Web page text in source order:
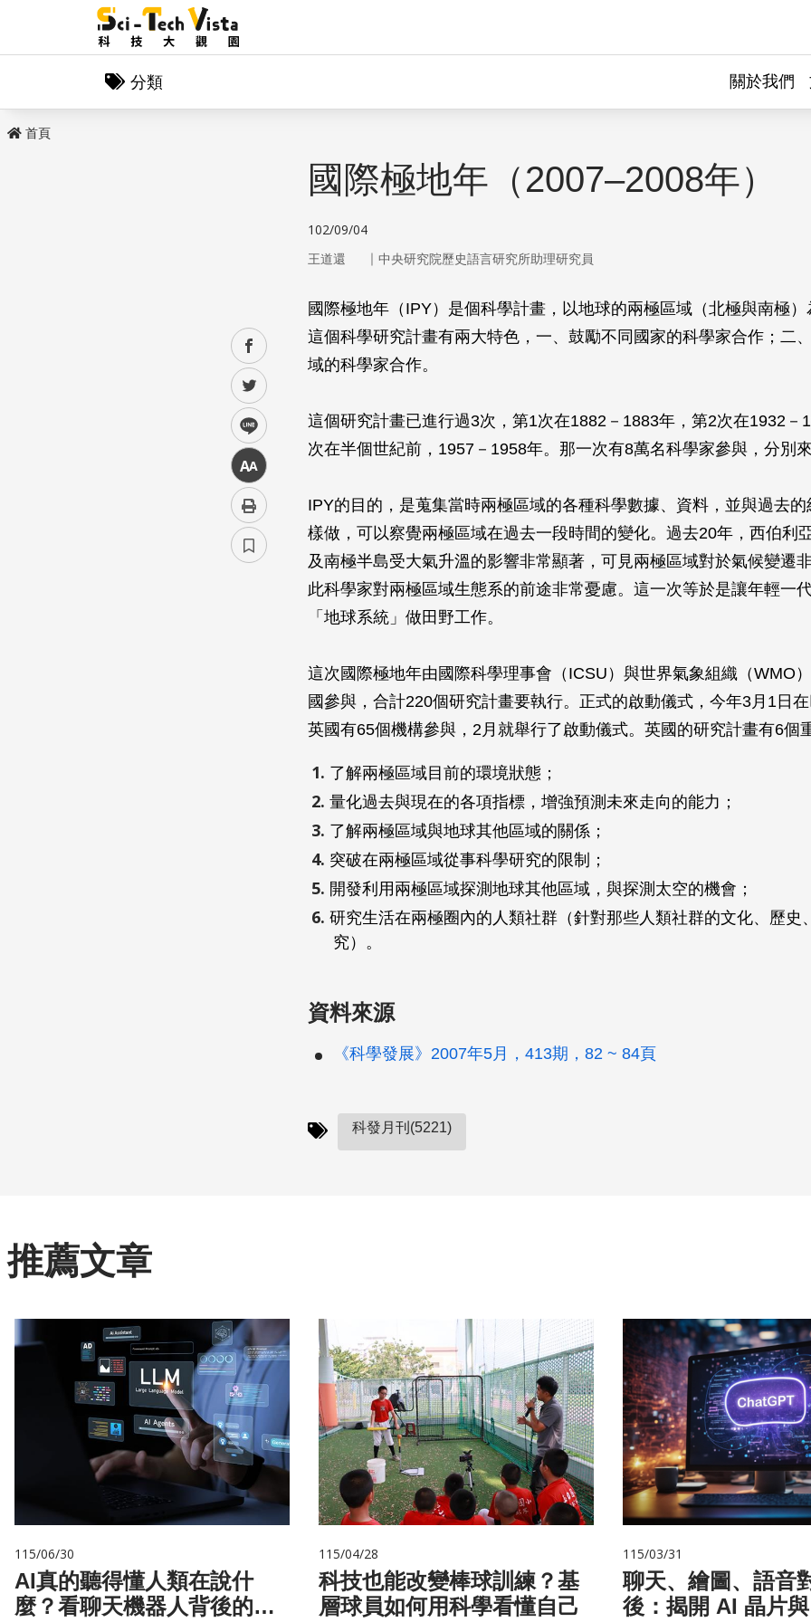
分類 關於我們
首頁
facebook
twitter
line
中
國際極地年（2007–2008年）
102/09/04
王道還 ｜ 中央研究院歷史語言研究所助理研究員
國際極地年（IPY）是個科學計畫，以地球的兩極區域（北極與南極）
這個科學研究計畫有兩大特色，一、鼓勵不同國家的科學家合作；二
域的科學家合作。
這個研究計畫已進行過3次，第1次在1882－1883年，第2次在1932－
次在半個世紀前，1957－1958年。那一次有8萬名科學家參與，分別來
IPY的目的，是蒐集當時兩極區域的各種科學數據、資料，並與過去
樣做，可以察覺兩極區域在過去一段時間的變化。過去20年，西伯利
及南極半島受大氣升溫的影響非常顯著，可見兩極區域對於氣候變遷
此科學家對兩極區域生態系的前途非常憂慮。這一次等於是讓年輕一
「地球系統」做田野工作。
這次國際極地年由國際科學理事會（ICSU）與世界氣象組織（WMO
國參與，合計220個研究計畫要執行。正式的啟動儀式，今年3月1日在
英國有65個機構參與，2月就舉行了啟動儀式。英國的研究計畫有6個
了解兩極區域目前的環境狀態；
量化過去與現在的各項指標，增強預測未來走向的能力；
了解兩極區域與地球其他區域的關係；
突破在兩極區域從事科學研究的限制；
開發利用兩極區域探測地球其他區域，與探測太空的機會；
研究生活在兩極圈內的人類社群（針對那些人類社群的文化、歷史
究）。
資料來源
《科學發展》2007年5月，413期，82 ~ 84頁
科發月刊(5221)
推薦文章
115/06/30
AI真的聽得懂人類在說什
麼？看聊天機器人背後的語
115/04/28
科技也能改變棒球訓練？基
層球員如何用科學看懂自己
115/03/31
聊天、繪圖、語音
後：揭開 AI 晶片